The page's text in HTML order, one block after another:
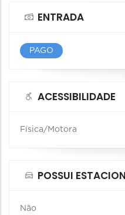
ENTRADA
PAGO
ACESSIBILIDADE
Física/Motora
POSSUI
Não